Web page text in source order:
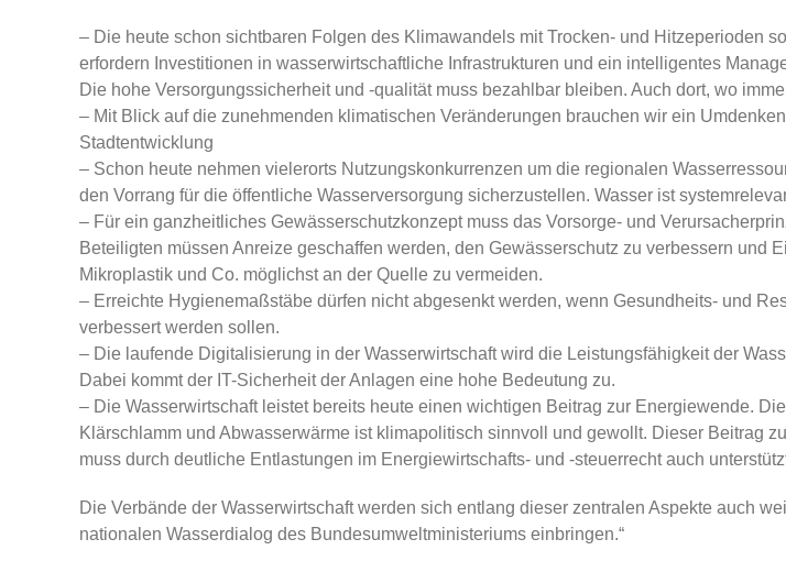
– Die heute schon sichtbaren Folgen des Klimawandels mit Trocken- und Hitzeperioden
erfordern Investitionen in wasserwirtschaftliche Infrastrukturen und ein intelligentes
Die hohe Versorgungssicherheit und -qualität muss bezahlbar bleiben. Auch dort, wo
– Mit Blick auf die zunehmenden klimatischen Veränderungen brauchen wir ein
Stadtentwicklung
– Schon heute nehmen vielerorts Nutzungskonkurrenzen um die regionalen
den Vorrang für die öffentliche Wasserversorgung sicherzustellen. Wasser ist
– Für ein ganzheitliches Gewässerschutzkonzept muss das Vorsorge- und
Beteiligten müssen Anreize geschaffen werden, den Gewässerschutz zu verbessern und
Mikroplastik und Co. möglichst an der Quelle zu vermeiden.
– Erreichte Hygienemaßstäbe dürfen nicht abgesenkt werden, wenn Gesundheits- und
verbessert werden sollen.
– Die laufende Digitalisierung in der Wasserwirtschaft wird die Leistungsfähigkeit der
Dabei kommt der IT-Sicherheit der Anlagen eine hohe Bedeutung zu.
– Die Wasserwirtschaft leistet bereits heute einen wichtigen Beitrag zur Energiewende.
Klärschlamm und Abwasserwärme ist klimapolitisch sinnvoll und gewollt. Dieser Beitrag
muss durch deutliche Entlastungen im Energiewirtschafts- und -steuerrecht auch
Die Verbände der Wasserwirtschaft werden sich entlang dieser zentralen Aspekte auch
nationalen Wasserdialog des Bundesumweltministeriums einbringen.“